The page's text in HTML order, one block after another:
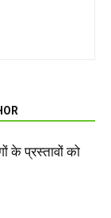
के प्रस्तावों को